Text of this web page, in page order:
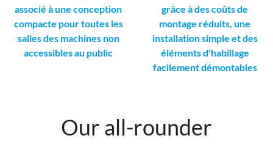
associé à une conception
compacte pour toutes les
salles des machines non
accessibles au public
grâce à des coûts de
montage réduits, une
installation simple et des
éléments d'habillage
facilement démontables
Our all-rounder